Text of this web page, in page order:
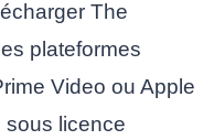
The
plateformes
Video ou Apple
sous licence